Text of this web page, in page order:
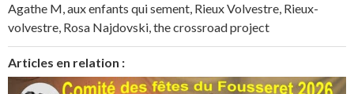
Agathe M,aux enfants qui sement, Rieux Volvestre, Rieux-
volvestre, Rosa Najdovski,the crossroad project
Articles en relation :